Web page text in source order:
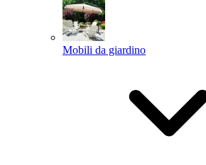
Mobili da giardino